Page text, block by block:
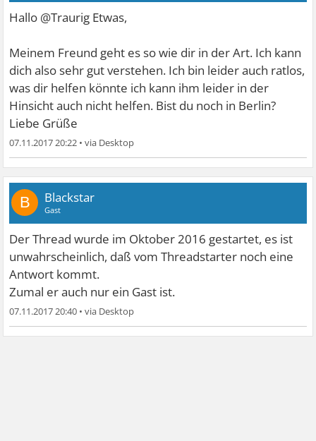
Hallo @Traurig Etwas,
Meinem Freund geht es so wie dir in der Art. Ich kann
dich also sehr gut verstehen. Ich bin leider auch ratlos,
was dir helfen könnte ich kann ihm leider in der
Hinsicht auch nicht helfen. Bist du noch in Berlin?
Liebe Grüße
07.11.2017 20:22 •
B Blackstar
Gast
Der Thread wurde im Oktober 2016 gestartet, es ist
unwahrscheinlich, daß vom Threadstarter noch eine
Antwort kommt.
Zumal er auch nur ein Gast ist.
07.11.2017 20:40 •